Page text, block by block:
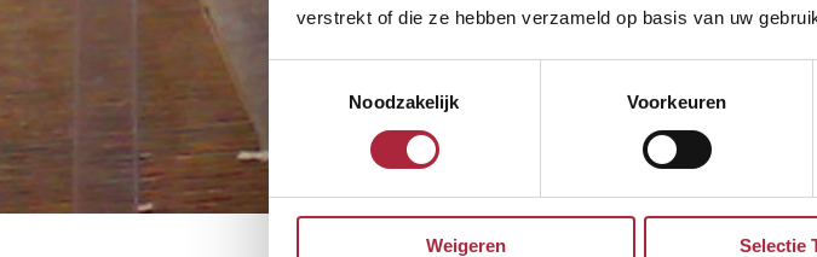
verstrekt of die ze hebben verzameld op basis van uw
Noodzakelijk
Voorkeuren
Weigeren Selectie